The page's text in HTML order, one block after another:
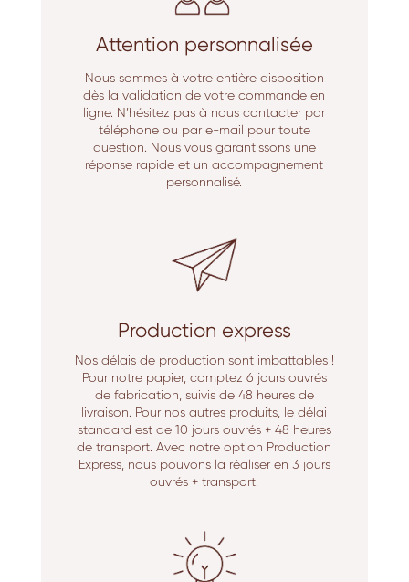
Attention personnalisée
Nous sommes à votre entière disposition
dès la validation de votre commande en
ligne. N’hésitez pas à nous contacter par
téléphone ou par e-mail pour toute
question. Nous vous garantissons une
réponse rapide et un accompagnement
personnalisé.
Production express
Nos délais de production sont imbattables !
Pour notre papier, comptez 6 jours ouvrés
de fabrication, suivis de 48 heures de
livraison. Pour nos autres produits, le délai
standard est de 10 jours ouvrés + 48 heures
de transport. Avec notre option Production
Express, nous pouvons la réaliser en 3 jours
ouvrés + transport.